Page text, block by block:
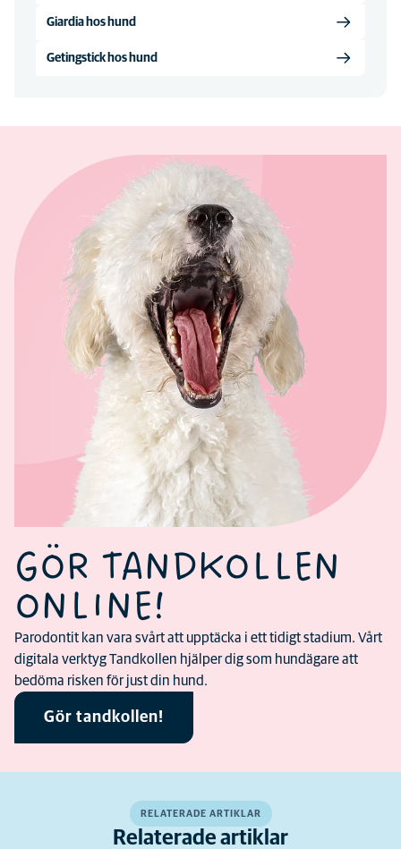
Giardia hos hund
Getingstick hos hund
GÖR TANDKOLLEN
ONLINE!
Parodontit kan vara svårt att upptäcka i ett tidigt stadium. Vårt
digitala verktyg Tandkollen hjälper dig som hundägare att
bedöma risken för just din hund.
Gör tandkollen!
RELATERADE ARTIKLAR
Relaterade artiklar